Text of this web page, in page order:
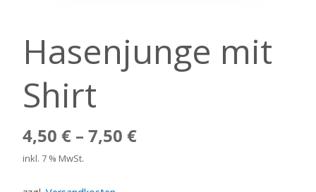
Hasenjunge mit
Shirt
4,50 € – 7,50 €
inkl. 7 % MwSt.